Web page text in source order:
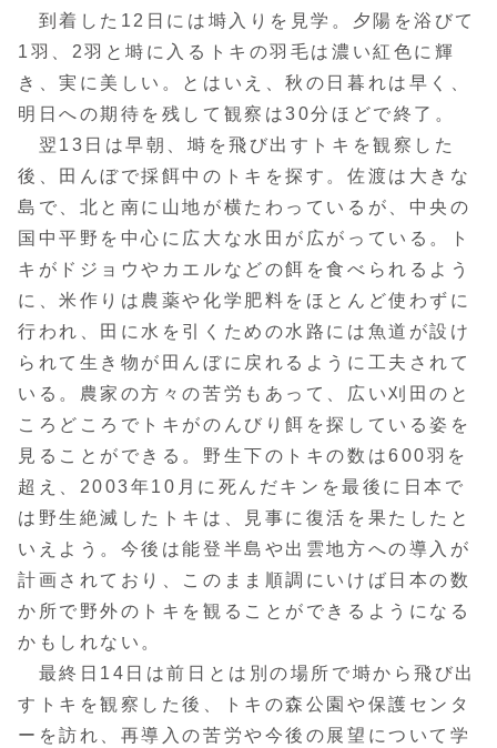
到着した12日には塒入りを見学。夕陽を浴びて
1羽、2羽と塒に入るトキの羽毛は濃い紅色に輝
き、実に美しい。とはいえ、秋の日暮れは早く、
明日への期待を残して観察は30分ほどで終了。
翌13日は早朝、塒を飛び出すトキを観察した
後、田んぼで採餌中のトキを探す。佐渡は大きな
島で、北と南に山地が横たわっているが、中央の
国中平野を中心に広大な水田が広がっている。ト
キがドジョウやカエルなどの餌を食べられるよう
に、米作りは農薬や化学肥料をほとんど使わずに
行われ、田に水を引くための水路には魚道が設け
られて生き物が田んぼに戻れるように工夫されて
いる。農家の方々の苦労もあって、広い刈田のと
ころどころでトキがのんびり餌を探している姿を
見ることができる。野生下のトキの数は600羽を
超え、2003年10月に死んだキンを最後に日本で
は野生絶滅したトキは、見事に復活を果たしたと
いえよう。今後は能登半島や出雲地方への導入が
計画されており、このまま順調にいけば日本の数
か所で野外のトキを観ることができるようになる
かもしれない。
最終日14日は前日とは別の場所で塒から飛び出
すトキを観察した後、トキの森公園や保護センタ
ーを訪れ、再導入の苦労や今後の展望について学